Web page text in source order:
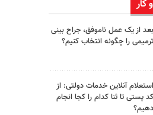
کار
بعد از یک عمل ناموفق، جراح بینی
ترمیمی را چگونه انتخاب کنیم؟
استعلام آنلاین خدمات دولتی: از
کد پستی تا ثنا کدام را کجا انجام
دهیم؟